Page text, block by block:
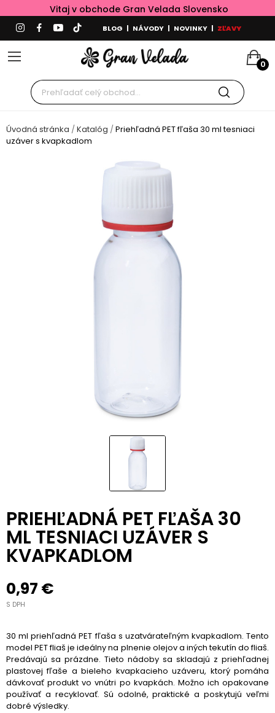
Vitaj v obchode Gran Velada Slovensko
BLOG | NÁVODY | NOVINKY | ZĽAVY
0
Úvodná stránka Katalóg
Priehľadná PET fľaša 30 ml tesniaci
uzáver s kvapkadlom
PRIEHĽADNÁ PET FĽAŠA 30
ML TESNIACI UZÁVER S
KVAPKADLOM
0,97 €
S DPH
30 ml priehľadná PET fľaša s uzatvárateľným kvapkadlom. Tento
model PET fliaš je ideálny na plnenie olejov a iných tekutín do fliaš.
Predávajú sa prázdne. Tieto nádoby sa skladajú z priehľadnej
plastovej fľaše a bieleho kvapkacieho uzáveru, ktorý pomáha
dávkovať produkt vo vnútri po kvapkách. Možno ich opakovane
používať a recyklovať. Sú odolné, praktické a poskytujú veľmi
dobré výsledky.